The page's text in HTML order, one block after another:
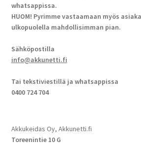
whatsappissa.
HUOM! Pyrimme vastaamaan myös
ulkopuolella mahdollisimman pian.
Sähköpostilla
info@akkunetti.fi
Tai tekstiviestillä ja whatsappissa
0400 724 704
Akkukeidas Oy, Akkunetti.fi
Toreenintie 10 G